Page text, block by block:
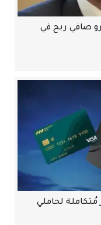
تحقق 5.6 مليار يورو صافي ربح في
لحاملي